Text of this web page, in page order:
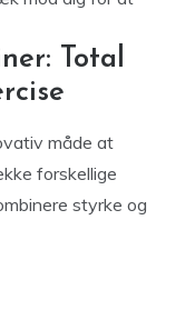
Total
måde at
forskellige
styrke og